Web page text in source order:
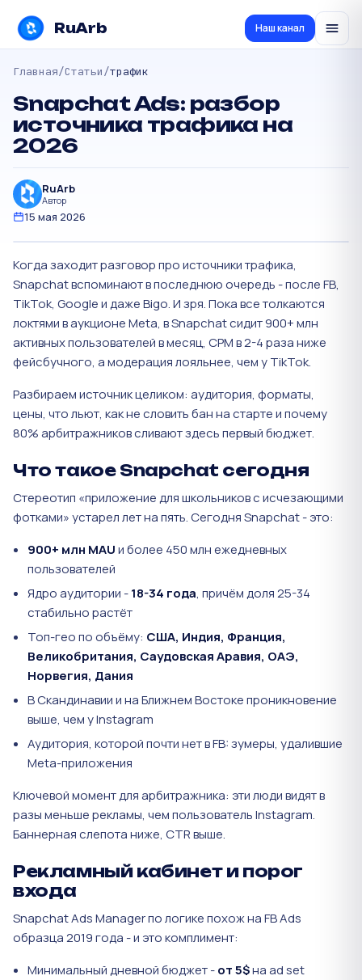
RuArb Наш канал
Главная/Статьи/трафик
Snapchat Ads: разбор
источника трафика на
2026
RuArb
Автор
15 мая 2026
Когда заходит разговор про источники трафика,
Snapchat вспоминают в последнюю очередь - после FB,
TikTok, Google и даже Bigo. И зря. Пока все толкаются
локтями в аукционе Meta, в Snapchat сидит 900+ млн
активных пользователей в месяц, CPM в 2-4 раза ниже
фейсбучного, а модерация лояльнее, чем у TikTok.
Разбираем источник целиком: аудитория, форматы,
цены, что льют, как не словить бан на старте и почему
80% арбитражников сливают здесь первый бюджет.
Что такое Snapchat сегодня
Стереотип «приложение для школьников с исчезающими
фотками» устарел лет на пять. Сегодня Snapchat - это:
900+ млн MAUи более 450 млн ежедневных
пользователей
Ядро аудитории -18-34 года, причём доля 25-34
стабильно растёт
Топ-гео по объёму: США, Индия, Франция,
Великобритания, Саудовская Аравия, ОАЭ,
Норвегия, Дания
В Скандинавии и на Ближнем Востоке проникновение
выше, чем у Instagram
Аудитория, которой почти нет в FB: зумеры, удалившие
Meta-приложения
Ключевой момент для арбитражника: эти люди видят в
разы меньше рекламы, чем пользователь Instagram.
Баннерная слепота ниже, CTR выше.
Рекламный кабинет и порог
входа
Snapchat Ads Manager по логике похож на FB Ads
образца 2019 года - и это комплимент:
Минимальный дневной бюджет -от 5$на ad set